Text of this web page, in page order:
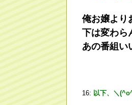
俺お嬢より
下は変わら
あの番組い
16: 以下、＼